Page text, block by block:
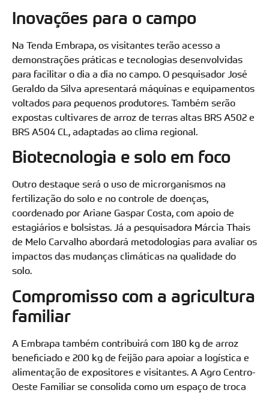
Inovações para o campo
Na Tenda Embrapa, os visitantes terão acesso a
demonstrações práticas e tecnologias desenvolvidas
para facilitar o dia a dia no campo. O pesquisador José
Geraldo da Silva apresentará máquinas e equipamentos
voltados para pequenos produtores. Também serão
expostas cultivares de arroz de terras altas BRS A502 e
BRS A504 CL, adaptadas ao clima regional.
Biotecnologia e solo em foco
Outro destaque será o uso de microrganismos na
fertilização do solo e no controle de doenças,
coordenado por Ariane Gaspar Costa, com apoio de
estagiários e bolsistas. Já a pesquisadora Márcia Thais
de Melo Carvalho abordará metodologias para avaliar os
impactos das mudanças climáticas na qualidade do
solo.
Compromisso com a agricultura
familiar
A Embrapa também contribuirá com 180 kg de arroz
beneficiado e 200 kg de feijão para apoiar a logística e
alimentação de expositores e visitantes. A Agro Centro-
Oeste Familiar se consolida como um espaço de troca